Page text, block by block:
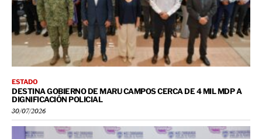
ESTADO
DESTINA GOBIERNO DE MARU CAMPOS CERCA DE 4 MIL MDP A
DIGNIFICACIÓN POLICIAL
30/07/2026